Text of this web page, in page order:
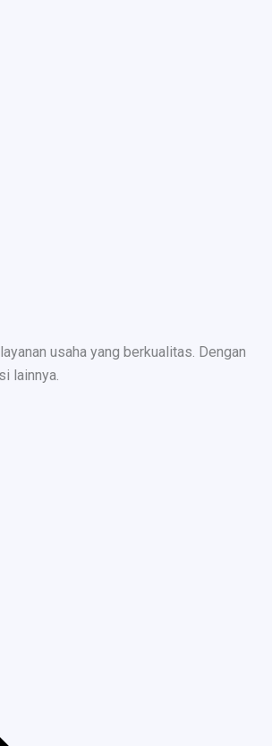
usaha yang berkualitas. Dengan
lainnya.